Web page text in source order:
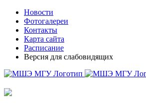
Skip
content
TelegramНовости
Фотогалереи
Контакты
Карта сайта
Расписание
Версия для слабовидящих